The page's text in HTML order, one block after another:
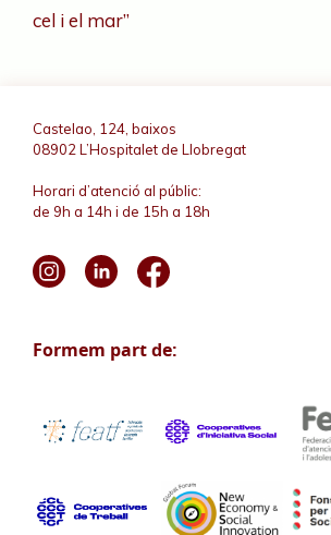
cel i el mar”
Castelao, 124, baixos
08902 L’Hospitalet de Llobregat
Horari d’atenció al públic:
de 9h a 14h i de 15h a 18h
Formem part de: